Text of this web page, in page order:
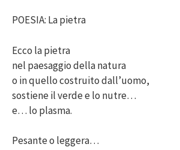
POESIA: La pietra
Ecco la pietra
nel paesaggio della natura
o in quello costruito dall’uomo,
sostiene il verde e lo nutre…
e… lo plasma.
Pesante o leggera…